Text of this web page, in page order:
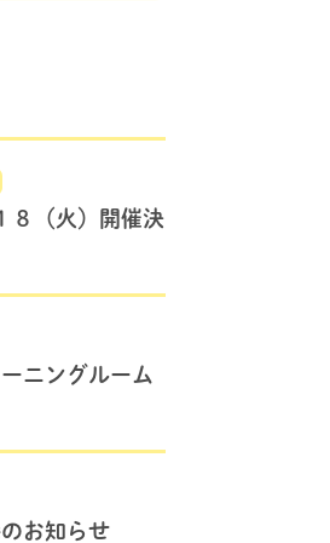
（火）開催決
ニングルーム
お知らせ